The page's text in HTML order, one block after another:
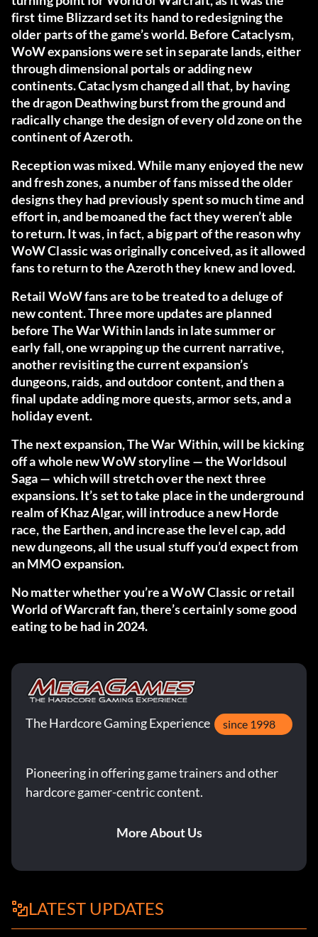
first time Blizzard set its hand to redesigning the
older parts of the game’s world. Before Cataclysm,
WoW expansions were set in separate lands, either
through dimensional portals or adding new
continents. Cataclysm changed all that, by having
the dragon Deathwing burst from the ground and
radically change the design of every old zone on the
continent of Azeroth.
Reception was mixed. While many enjoyed the new
and fresh zones, a number of fans missed the older
designs they had previously spent so much time and
effort in, and bemoaned the fact they weren’t able
to return. It was, in fact, a big part of the reason why
WoW Classic was originally conceived, as it allowed
fans to return to the Azeroth they knew and loved.
Retail WoW fans are to be treated to a deluge of
new content. Three more updates are planned
before The War Within lands in late summer or
early fall, one wrapping up the current narrative,
another revisiting the current expansion’s
dungeons, raids, and outdoor content, and then a
final update adding more quests, armor sets, and a
holiday event.
The next expansion, The War Within, will be kicking
off a whole new WoW storyline — the Worldsoul
Saga — which will stretch over the next three
expansions. It’s set to take place in the underground
realm of Khaz Algar, will introduce a new Horde
race, the Earthen, and increase the level cap, add
new dungeons, all the usual stuff you’d expect from
an MMO expansion.
No matter whether you’re a WoW Classic or retail
World of Warcraft fan, there’s certainly some good
eating to be had in 2024.
The Hardcore Gaming Experience since 1998
Pioneering in offering game trainers and other
hardcore gamer-centric content.
More About Us
LATEST UPDATES